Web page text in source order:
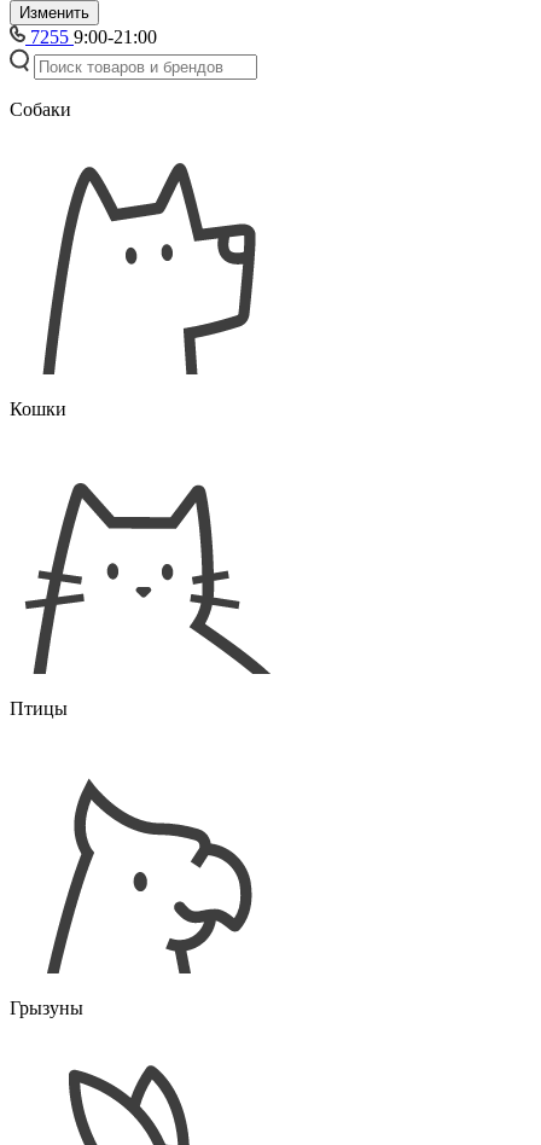
Изменить
7255 9:00-21:00
Собаки
Кошки
Птицы
Грызуны